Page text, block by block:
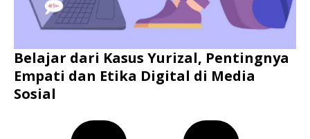
Belajar dari Kasus Yurizal, Pentingnya
Empati dan Etika Digital di Media
Sosial